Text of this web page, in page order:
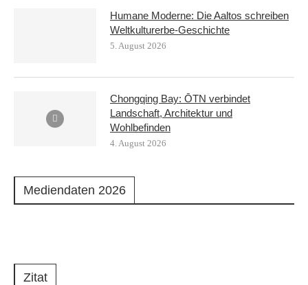
Humane Moderne: Die Aaltos schreiben
Weltkulturerbe-Geschichte
5. August 2026
Chongqing Bay: ŌTN verbindet
Landschaft, Architektur und
Wohlbefinden
4. August 2026
Mediendaten 2026
Zitat